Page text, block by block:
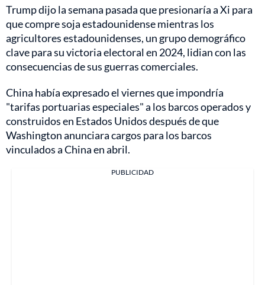
Trump dijo la semana pasada que presionaría a Xi para
que compre soja estadounidense mientras los
agricultores estadounidenses, un grupo demográfico
clave para su victoria electoral en 2024, lidian con las
consecuencias de sus guerras comerciales.
China había expresado el viernes que impondría
"tarifas portuarias especiales" a los barcos operados y
construidos en Estados Unidos después de que
Washington anunciara cargos para los barcos
vinculados a China en abril.
PUBLICIDAD